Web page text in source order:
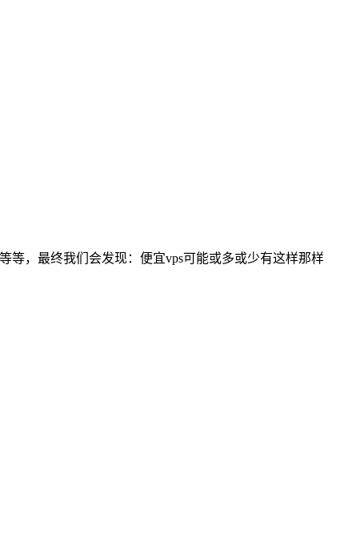
等，最终我们会发现：便宜vps可能或多或少有这样那样